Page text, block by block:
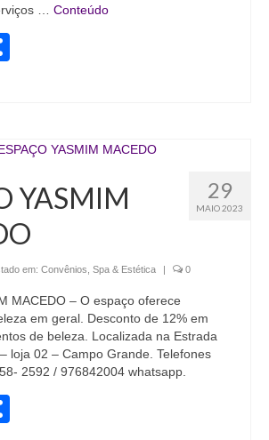
… Conteúdo
29
MAIO 2023
YASMIM
em: Convênios Spa & Estética | 0
MACEDO – O espaço oferece
em geral. Desconto de 12% em
de beleza. Localizada na Estrada
loja 02 – Campo Grande. Telefones
2592 / 976842004 whatsapp.